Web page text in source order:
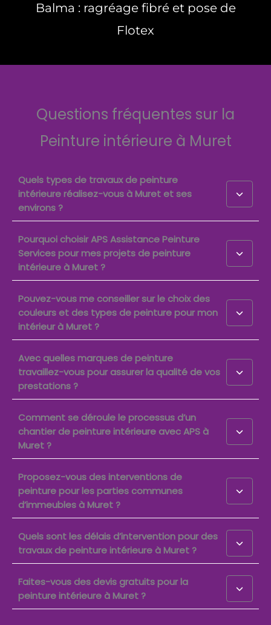
Balma : ragréage fibré et pose de
Flotex
Questions fréquentes sur la
Peinture intérieure à Muret
Quels types de travaux de peinture
intérieure réalisez-vous à Muret et ses
environs ?
Pourquoi choisir APS Assistance Peinture
Services pour mes projets de peinture
intérieure à Muret ?
Pouvez-vous me conseiller sur le choix des
couleurs et des types de peinture pour mon
intérieur à Muret ?
Avec quelles marques de peinture
travaillez-vous pour assurer la qualité de vos
prestations ?
Comment se déroule le processus d’un
chantier de peinture intérieure avec APS à
Muret ?
Proposez-vous des interventions de
peinture pour les parties communes
d’immeubles à Muret ?
Quels sont les délais d’intervention pour des
travaux de peinture intérieure à Muret ?
Faites-vous des devis gratuits pour la
peinture intérieure à Muret ?